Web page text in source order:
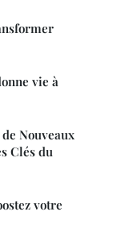
vie à
Nouveaux
Clés du
votre